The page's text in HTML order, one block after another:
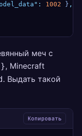
" : 1002 } ,
меч с
, Minecraft
. Выдать такой
Копировать